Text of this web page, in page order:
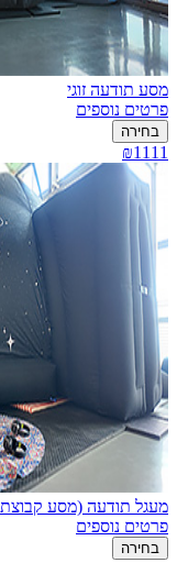
מסע תודעה זוגי
פרטים נוספים
בחירה
₪1111
מעגל תודעה (מסע
פרטים נוספים
בחירה